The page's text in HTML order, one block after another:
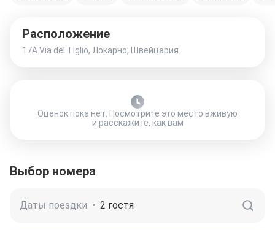
Расположение
17A Via del Tiglio, Локарно, Швейцария
Оценок пока нет. Посмотрите это место вживую
и расскажите, как вам
Выбор номера
Даты поездки • 2 гостя